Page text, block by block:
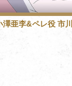
澤亜李&ペレ役 市